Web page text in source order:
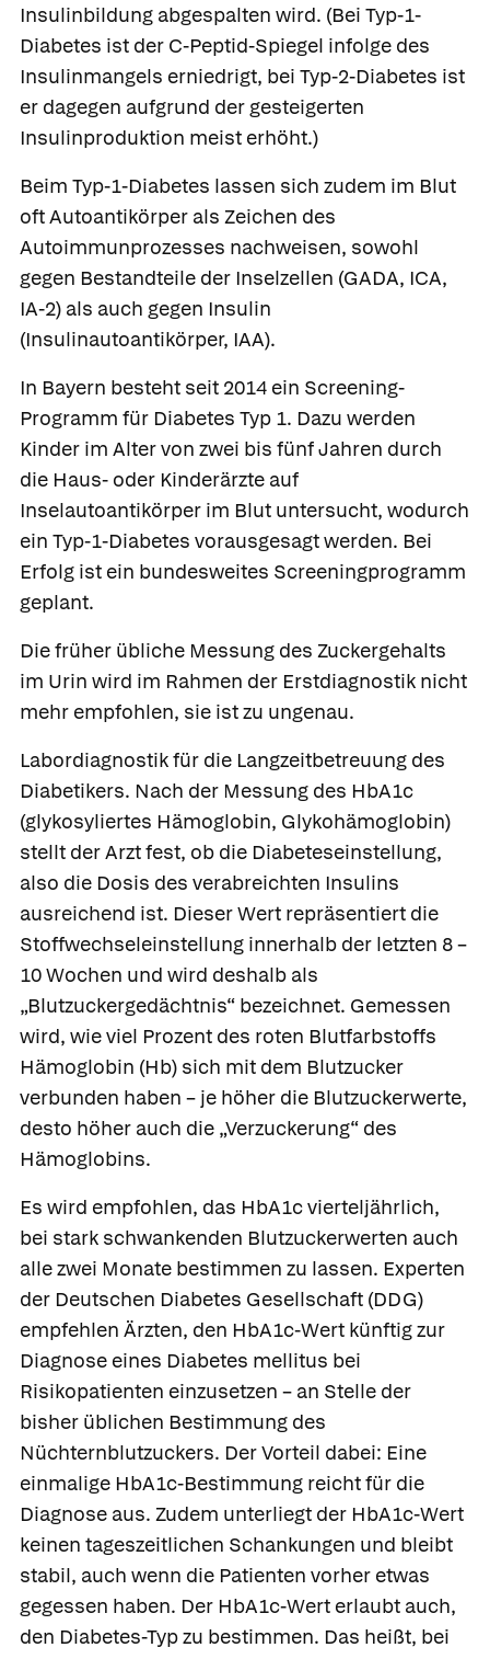
Insulinbildung abgespalten wird. (Bei Typ-1-
Diabetes ist der C-Peptid-Spiegel infolge des
Insulinmangels erniedrigt, bei Typ-2-Diabetes ist
er dagegen aufgrund der gesteigerten
Insulinproduktion meist erhöht.)
Beim Typ-1-Diabetes lassen sich zudem im Blut
oft Autoantikörper als Zeichen des
Autoimmunprozesses nachweisen, sowohl
gegen Bestandteile der Inselzellen (GADA, ICA,
IA-2) als auch gegen Insulin
(Insulinautoantikörper, IAA).
In Bayern besteht seit 2014 ein Screening-
Programm für Diabetes Typ 1. Dazu werden
Kinder im Alter von zwei bis fünf Jahren durch
die Haus- oder Kinderärzte auf
Inselautoantikörper im Blut untersucht, wodurch
ein Typ-1-Diabetes vorausgesagt werden. Bei
Erfolg ist ein bundesweites Screeningprogramm
geplant.
Die früher übliche Messung des Zuckergehalts
im Urin wird im Rahmen der Erstdiagnostik nicht
mehr empfohlen, sie ist zu ungenau.
Labordiagnostik für die Langzeitbetreuung des
Diabetikers. Nach der Messung des HbA1c
(glykosyliertes Hämoglobin, Glykohämoglobin)
stellt der Arzt fest, ob die Diabeteseinstellung,
also die Dosis des verabreichten Insulins
ausreichend ist. Dieser Wert repräsentiert die
Stoffwechseleinstellung innerhalb der letzten 8 –
10 Wochen und wird deshalb als
„Blutzuckergedächtnis“ bezeichnet. Gemessen
wird, wie viel Prozent des roten Blutfarbstoffs
Hämoglobin (Hb) sich mit dem Blutzucker
verbunden haben – je höher die Blutzuckerwerte,
desto höher auch die „Verzuckerung“ des
Hämoglobins.
Es wird empfohlen, das HbA1c vierteljährlich,
bei stark schwankenden Blutzuckerwerten auch
alle zwei Monate bestimmen zu lassen. Experten
der Deutschen Diabetes Gesellschaft (DDG)
empfehlen Ärzten, den HbA1c-Wert künftig zur
Diagnose eines Diabetes mellitus bei
Risikopatienten einzusetzen – an Stelle der
bisher üblichen Bestimmung des
Nüchternblutzuckers. Der Vorteil dabei: Eine
einmalige HbA1c-Bestimmung reicht für die
Diagnose aus. Zudem unterliegt der HbA1c-Wert
keinen tageszeitlichen Schankungen und bleibt
stabil, auch wenn die Patienten vorher etwas
gegessen haben. Der HbA1c-Wert erlaubt auch,
den Diabetes-Typ zu bestimmen. Das heißt, bei